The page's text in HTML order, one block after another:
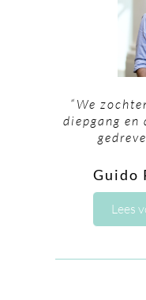
“We
diepgang en
Guido
Lees